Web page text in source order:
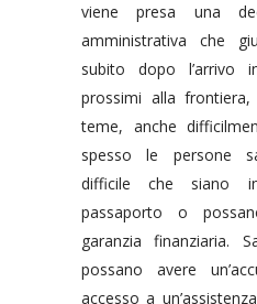
viene presa una
amministrativa che
subito dopo
prossimi alla
teme, anche
spesso le persone
difficile che siano
passaporto o
garanzia finanziaria.
possano avere
accesso a